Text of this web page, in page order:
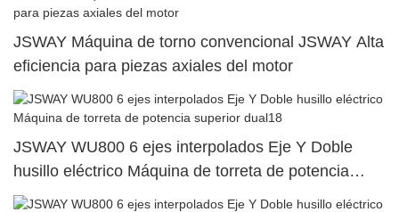
JSWAY Máquina de torno convencional JSWAY Alta
eficiencia para piezas axiales del motor
JSWAY WU800 6 ejes interpolados Eje Y Doble
husillo eléctrico Máquina de torreta de potencia
superior dual18